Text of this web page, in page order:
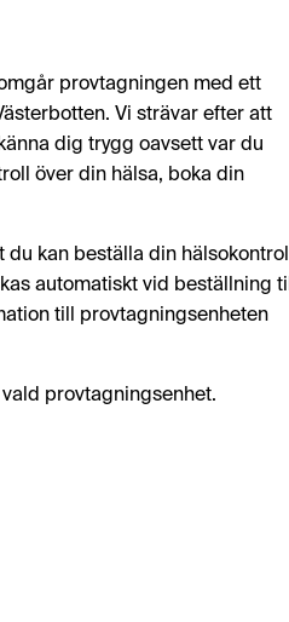
provtagningen med ett
Vi strävar efter att
dig trygg oavsett var du
över din hälsa, boka din
kan beställa din hälsokontroll
automatiskt vid beställning till
till provtagningsenheten
provtagningsenhet.